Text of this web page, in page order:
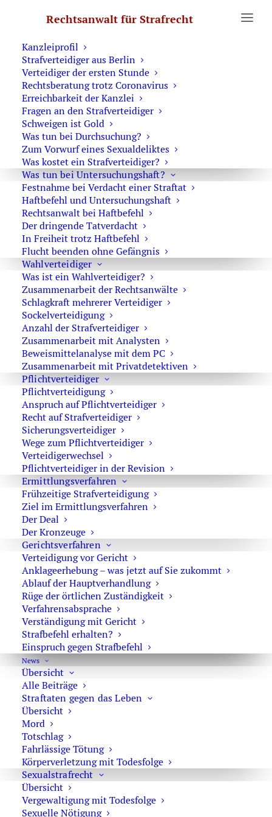
Rechtsanwalt für Strafrecht
Was Sie wissen sollten
Kanzleiprofil
Strafverteidiger aus Berlin
Verteidiger der ersten Stunde
Rechtsberatung trotz Coronavirus
Erreichbarkeit der Kanzlei
Fragen an den Strafverteidiger
Schweigen ist Gold
Was tun bei Durchsuchung?
Zum Vorwurf eines Sexualdeliktes
Was kostet ein Strafverteidiger?
Was tun bei Untersuchungshaft?
Festnahme bei Verdacht einer Straftat
Haftbefehl und Untersuchungshaft
Rechtsanwalt bei Haftbefehl
Der dringende Tatverdacht
In Freiheit trotz Haftbefehl
Flucht beenden ohne Gefängnis
Wahlverteidiger
Was ist ein Wahlverteidiger?
Zusammenarbeit der Rechtsanwälte
Schlagkraft mehrerer Verteidiger
Sockelverteidigung
Anzahl der Strafverteidiger
Zusammenarbeit mit Analysten
Beweismittelanalyse mit dem PC
Zusammenarbeit mit Privatdetektiven
Pflichtverteidiger
Pflichtverteidigung
Anspruch auf Pflichtverteidiger
Recht auf Strafverteidiger
Sicherungsverteidiger
Wege zum Pflichtverteidiger
Verteidigerwechsel
Pflichtverteidiger in der Revision
Ermittlungsverfahren
Frühzeitige Strafverteidigung
Ziel im Ermittlungsverfahren
Der Deal
Der Kronzeuge
Gerichtsverfahren
Verteidigung vor Gericht
Anklageerhebung – was jetzt auf Sie zukommt
Ablauf der Hauptverhandlung
Rüge der örtlichen Zuständigkeit
Verfahrensabsprache
Verständigung mit Gericht
Strafbefehl erhalten?
Einspruch gegen Strafbefehl
News
Übersicht
Alle Beiträge
Straftaten gegen das Leben
Übersicht
Mord
Totschlag
Fahrlässige Tötung
Körperverletzung mit Todesfolge
Sexualstrafrecht
Übersicht
Vergewaltigung mit Todesfolge
Sexuelle Nötigung
Home Posts Tagged "Vermögensabschöpfung"
Keine Vermögensabschöpfung –
Vermögensarrest über 450.000 €
aufgehoben
Vermögensabschöpfung
6. März 2018
Strafverteidiger-Notruf (z. B. bei
Festnahme oder
Hausdurchsuchungen):
0171 65 43 669
Sie erreichen die Anwaltskanzlei an den
Wochentagen über das Sekretariat.
Die Sekretärinnen sind zur Verschwiegenheit
verpflichtet. Erforderliche Erstinformationen
können Sie ihnen anvertrauen.
Rechtsanwalt Oliver Marson
Adresse: Kurfürstendamm 66, 10707 Berlin
Telefon:+49 30 720 22 970
Fax +49 30 720 22 771
E-Mail:marson@anwaltmarson.de
Hilfe im Notfall
Sie können sich im Notfall rund um die Uhr an uns
wenden. Bitte wählen Sie:0171 65 43 669
Typische Notfälle sind: Festnahme, Anordnung der
Untersuchungshaft oder Hausdurchsuchungen.
Impressum·Datenschutz